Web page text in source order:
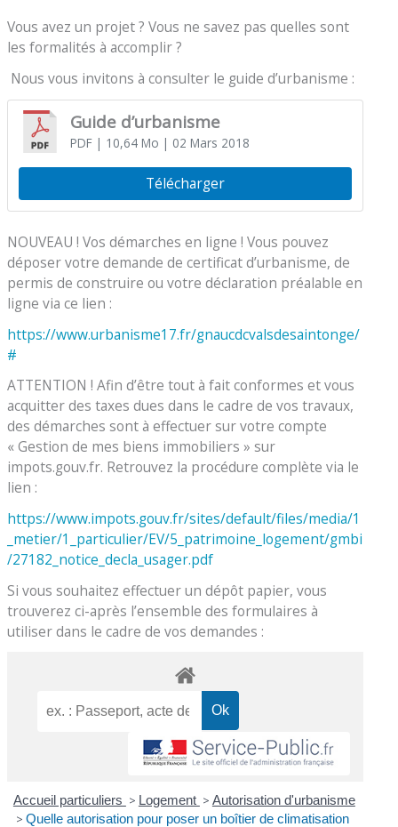
Vous avez un projet ? Vous ne savez pas quelles sont
les formalités à accomplir ?
Nous vous invitons à consulter le guide d’urbanisme :
Guide d’urbanisme
PDF| 10,64 Mo | 02 Mars 2018
Télécharger
NOUVEAU ! Vos démarches en ligne ! Vous pouvez
déposer votre demande de certificat d’urbanisme, de
permis de construire ou votre déclaration préalable en
ligne via ce lien :
https://www.urbanisme17.fr/gnaucdcvalsdesaintonge/
#
ATTENTION ! Afin d’être tout à fait conformes et vous
acquitter des taxes dues dans le cadre de vos travaux,
des démarches sont à effectuer sur votre compte
« Gestion de mes biens immobiliers » sur
impots.gouv.fr. Retrouvez la procédure complète via le
lien :
https://www.impots.gouv.fr/sites/default/files/media/1
_metier/1_particulier/EV/5_patrimoine_logement/gmbi
/27182_notice_decla_usager.pdf
Si vous souhaitez effectuer un dépôt papier, vous
trouverez ci-après l’ensemble des formulaires à
utiliser dans le cadre de vos demandes :
Accueil particuliers > Logement > Autorisation d'urbanisme
> Quelle autorisation pour poser un boîtier de climatisation